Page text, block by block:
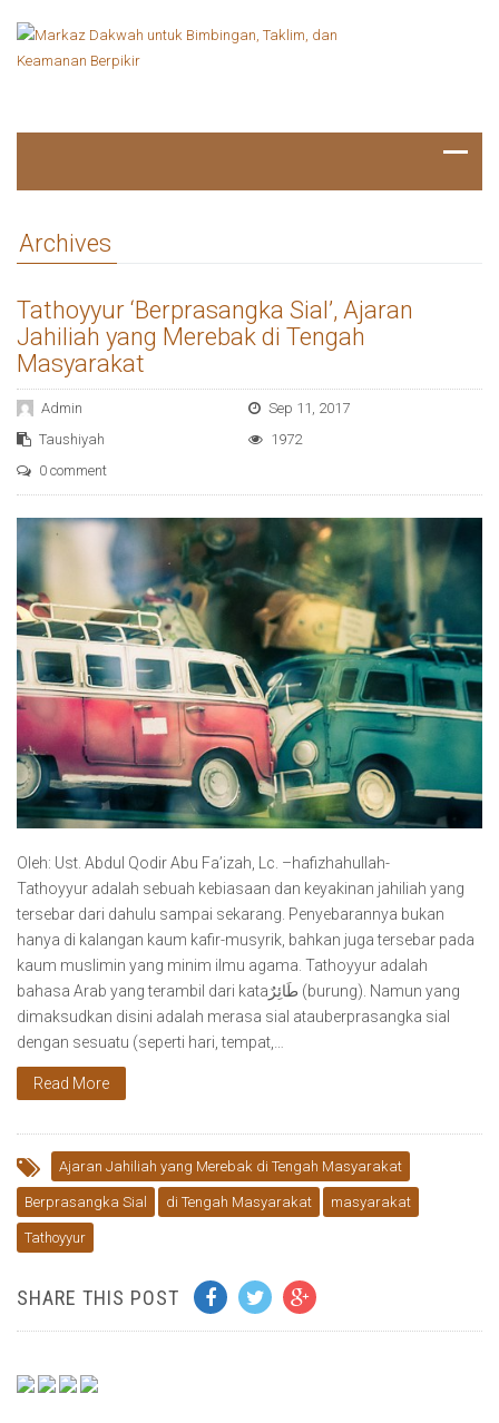
Archives
Tathoyyur ‘Berprasangka Sial’, Ajaran
Jahiliah yang Merebak di Tengah
Masyarakat
Admin
Sep 11, 2017
Taushiyah
1972
0 comment
Oleh: Ust. Abdul Qodir Abu Fa’izah, Lc. –hafizhahullah-
Tathoyyur adalah sebuah kebiasaan dan keyakinan jahiliah yang
tersebar dari dahulu sampai sekarang. Penyebarannya bukan
hanya di kalangan kaum kafir-musyrik, bahkan juga tersebar pada
kaum muslimin yang minim ilmu agama. Tathoyyur adalah
bahasa Arab yang terambil dari kataطَائِرٌ (burung). Namun yang
dimaksudkan disini adalah merasa sial atauberprasangka sial
dengan sesuatu (seperti hari, tempat,…
Read More
Ajaran Jahiliah yang Merebak di Tengah Masyarakat
Berprasangka Sial di Tengah Masyarakat masyarakat
Tathoyyur
SHARE THIS POST